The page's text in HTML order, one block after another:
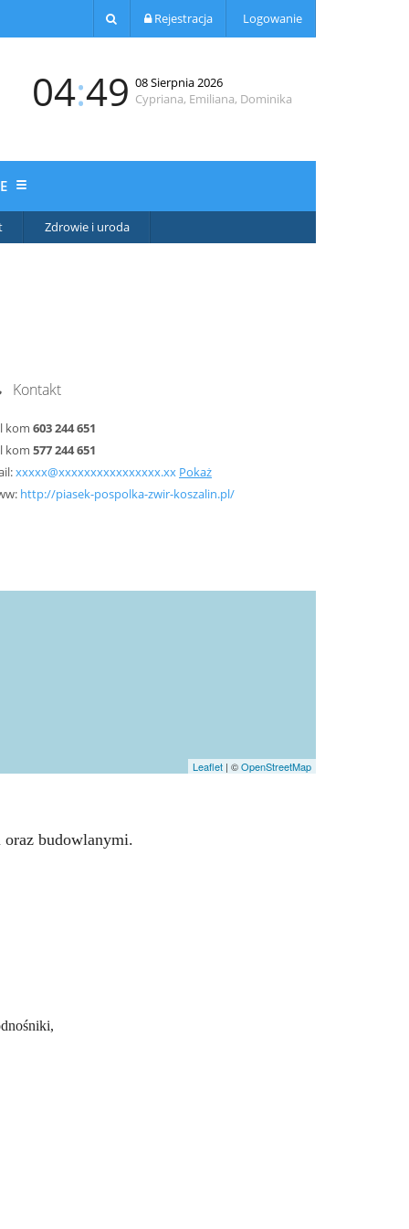
Rejestracja Logowanie
04:49 08 Sierpnia 2026
Cypriana, Emiliana, Dominika
Zdrowie i uroda
Kontakt
kom 603 244 651
kom 577 244 651
xxxxx@xxxxxxxxxxxxxxxx.xx Pokaż
http://piasek-pospolka-zwir-koszalin.pl/
Leaflet | ©OpenStreetMap
oraz budowlanymi.